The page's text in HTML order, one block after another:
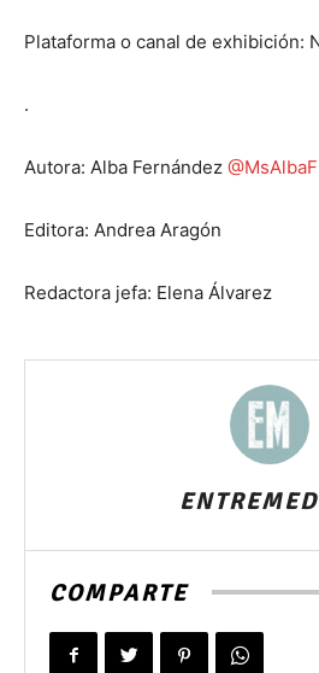
Plataforma o canal de exhibición:
.
Autora: Alba Fernández @MsAlbaF
Editora: Andrea Aragón
Redactora jefa: Elena Álvarez
COMPARTE